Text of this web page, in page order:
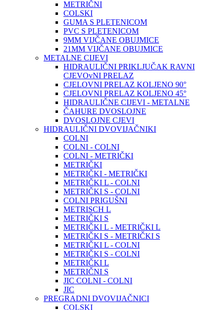
METRIČNI
COLSKI
GUMA S PLETENICOM
PVC S PLETENICOM
9MM VIJČANE OBUJMICE
21MM VIJČANE OBUJMICE
METALNE CIJEVI
HIDRAULIČNI PRIKLJUČAK RAVNI
CJEVOvNI PRELAZ
CJELOVNI PRELAZ KOLJENO 90°
CJELOVNI PRELAZ KOLJENO 45°
HIDRAULIČNE CIJEVI - METALNE
ČAHURE DVOSLOJNE
DVOSLOJNE CJEVI
HIDRAULIČNI DVOVIJAČNIKI
COLNI
COLNI - COLNI
COLNI - METRIČKI
METRIČKI
METRIČKI - METRIČKI
METRIČKI L - COLNI
METRIČKI S - COLNI
COLNI PRIGUŠNI
METRISCH L
METRIČKI S
METRIČKI L - METRIČKI L
METRIČKI S - METRIČKI S
METRIČKI L - COLNI
METRIČKI S - COLNI
METRIČKI L
METRIČNI S
JIC COLNI - COLNI
JIC
PREGRADNI DVOVIJAČNICI
COLSKI